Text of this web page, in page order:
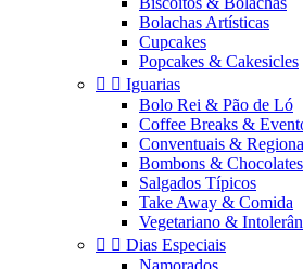
Bolachas Artísticas
Cupcakes
Popcakes & Cakesicles
  Iguarias
Bolo Rei & Pão de Ló
Coffee Breaks &
Conventuais &
Bombons & Chocolates
Salgados Típicos
Take Away & Comida
Vegetariano &
  Dias Especiais
Namorados